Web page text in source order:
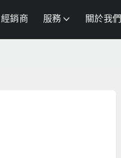
經銷商 服務 關於我們